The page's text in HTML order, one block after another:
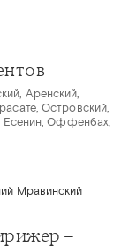
Аренский,
Островский,
Есенин, Оффенбах,
–